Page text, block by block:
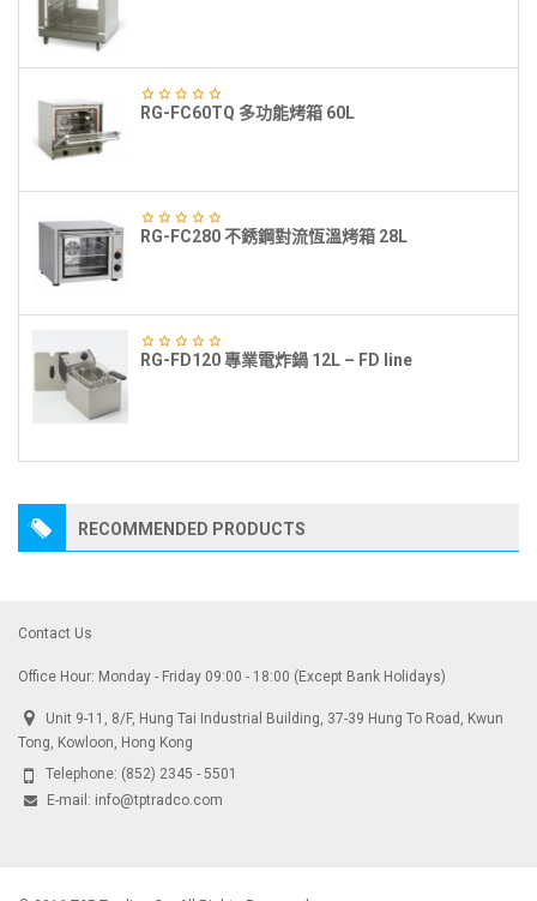
RG-FC60TQ 多功能烤箱 60L
RG-FC280 不銹鋼對流恆溫烤箱 28L
RG-FD120 專業電炸鍋 12L – FD line
RECOMMENDED PRODUCTS
Contact Us
Office Hour: Monday - Friday 09:00 - 18:00 (Except Bank Holidays)
Unit 9-11, 8/F, Hung Tai Industrial Building, 37-39 Hung To Road, Kwun
Tong, Kowloon, Hong Kong
Telephone: (852) 2345 - 5501
E-mail: info@tptradco.com